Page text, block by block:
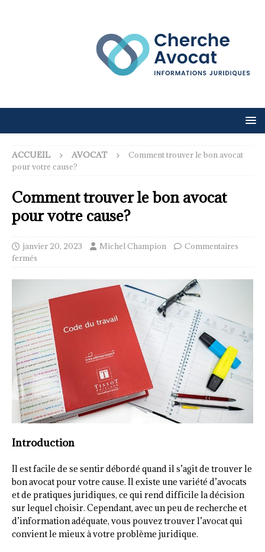
ACCUEIL AVOCAT
Comment trouver le bon avocat
pour votre cause?
Comment trouver le bon avocat
pour votre cause?
janvier 20, 2023 Michel Champion
Commentaires
fermés
Introduction
Il est facile de se sentir débordé quand il s’agit de trouver le
bon avocat pour votre cause. Il existe une variété d’avocats
et de pratiques juridiques, ce qui rend difficile la décision
sur lequel choisir. Cependant, avec un peu de recherche et
d’information adéquate, vous pouvez trouver l’avocat qui
convient le mieux à votre problème juridique.